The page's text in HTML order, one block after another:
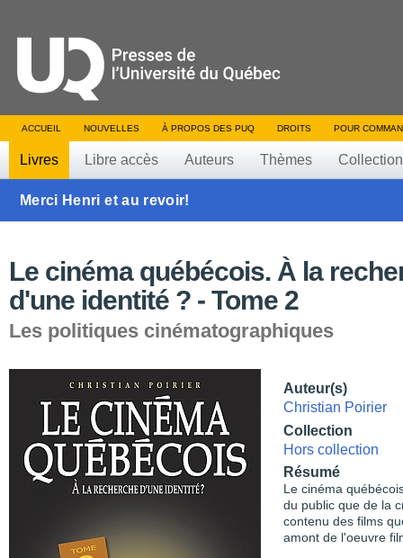
ACCUEIL NOUVELLES À PROPOS DES PUQ DROITS POUR
Livres Libre accès Auteurs Thèmes
Merci Henri et au revoir!
Le cinéma québécois. À la
d'une identité ? - Tome 2
Les politiques cinématographiques
Auteur(s)
Christian Poirier
Collection
Hors collection
Résumé
Le cinéma
du public que de la
contenu des films
amont de l'oeuvre